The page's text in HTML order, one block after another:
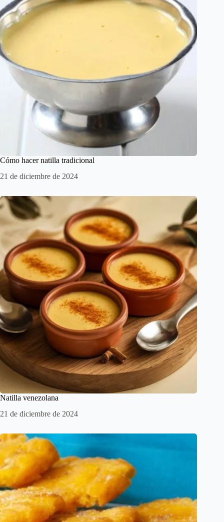
Cómo hacer natilla tradicional
21 de diciembre de 2024
Natilla venezolana
21 de diciembre de 2024